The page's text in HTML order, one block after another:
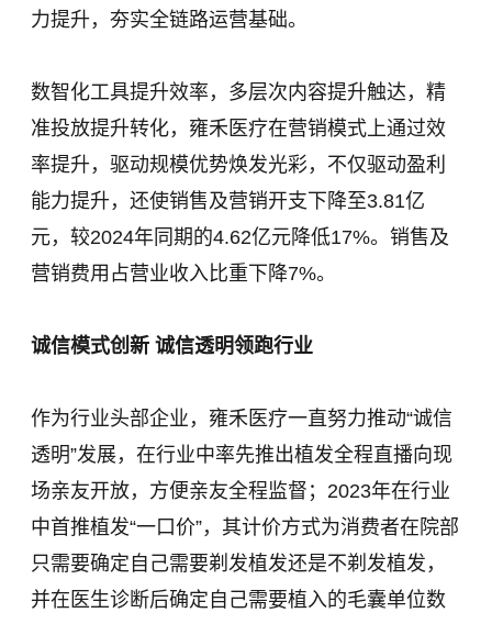
力提升，夯实全链路运营基础。
数智化工具提升效率，多层次内容提升触达，精
准投放提升转化，雍禾医疗在营销模式上通过效
率提升，驱动规模优势焕发光彩，不仅驱动盈利
能力提升，还使销售及营销开支下降至3.81亿
元，较2024年同期的4.62亿元降低17%。销售及
营销费用占营业收入比重下降7%。
诚信模式创新 诚信透明领跑行业
作为行业头部企业，雍禾医疗一直努力推动“诚信
透明”发展，在行业中率先推出植发全程直播向现
场亲友开放，方便亲友全程监督；2023年在行业
中首推植发“一口价”，其计价方式为消费者在院部
只需要确定自己需要剃发植发还是不剃发植发，
并在医生诊断后确定自己需要植入的毛囊单位数